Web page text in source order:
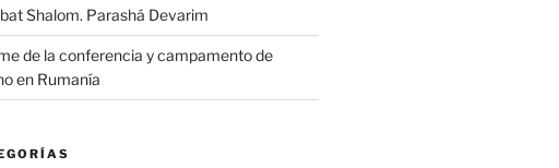
Shalom. Parashá Devarim
de la conferencia y campamento de
en Rumanía